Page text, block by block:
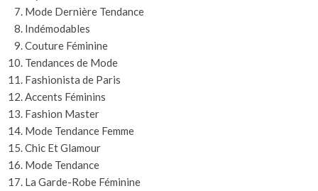
Mode Dernière Tendance
Indémodables
Couture Féminine
Tendances de Mode
Fashionista de Paris
Accents Féminins
Fashion Master
Mode Tendance Femme
Chic Et Glamour
Mode Tendance
La Garde-Robe Féminine